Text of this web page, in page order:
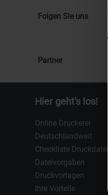
Folgen Sie uns
Partner
Hier geht's los!
Online Druckerei
Deutschlandweit
Checkliste Druckdaten
Dateivorgaben
Druckvorlagen
Ihre Vorteile